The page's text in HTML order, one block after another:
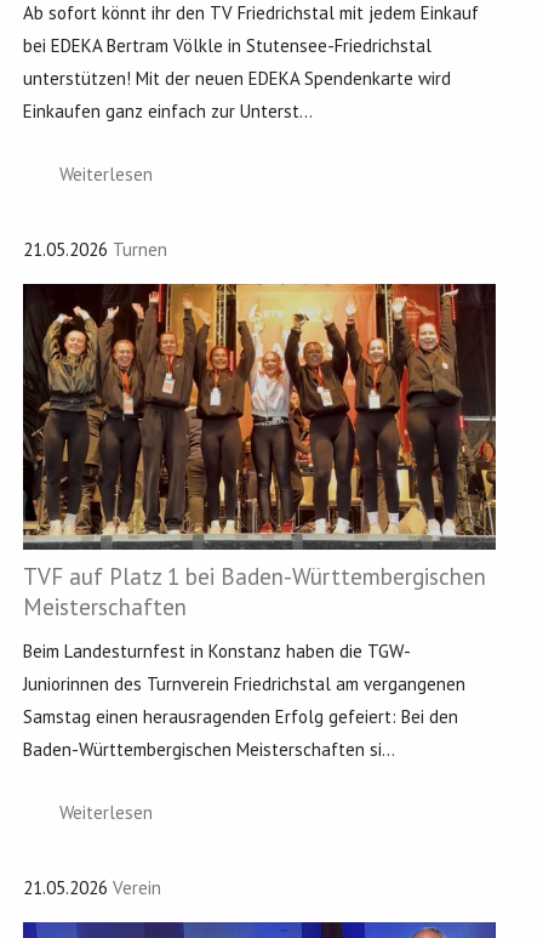
Ab sofort könnt ihr den TV Friedrichstal mit jedem Einkauf
bei EDEKA Bertram Völkle in Stutensee-Friedrichstal
unterstützen! Mit der neuen EDEKA Spendenkarte wird
Einkaufen ganz einfach zur Unterst...
Weiterlesen
21.05.2026 Turnen
TVF auf Platz 1 bei Baden-Württembergischen
Meisterschaften
Beim Landesturnfest in Konstanz haben die TGW-
Juniorinnen des Turnverein Friedrichstal am vergangenen
Samstag einen herausragenden Erfolg gefeiert: Bei den
Baden-Württembergischen Meisterschaften si...
Weiterlesen
21.05.2026 Verein